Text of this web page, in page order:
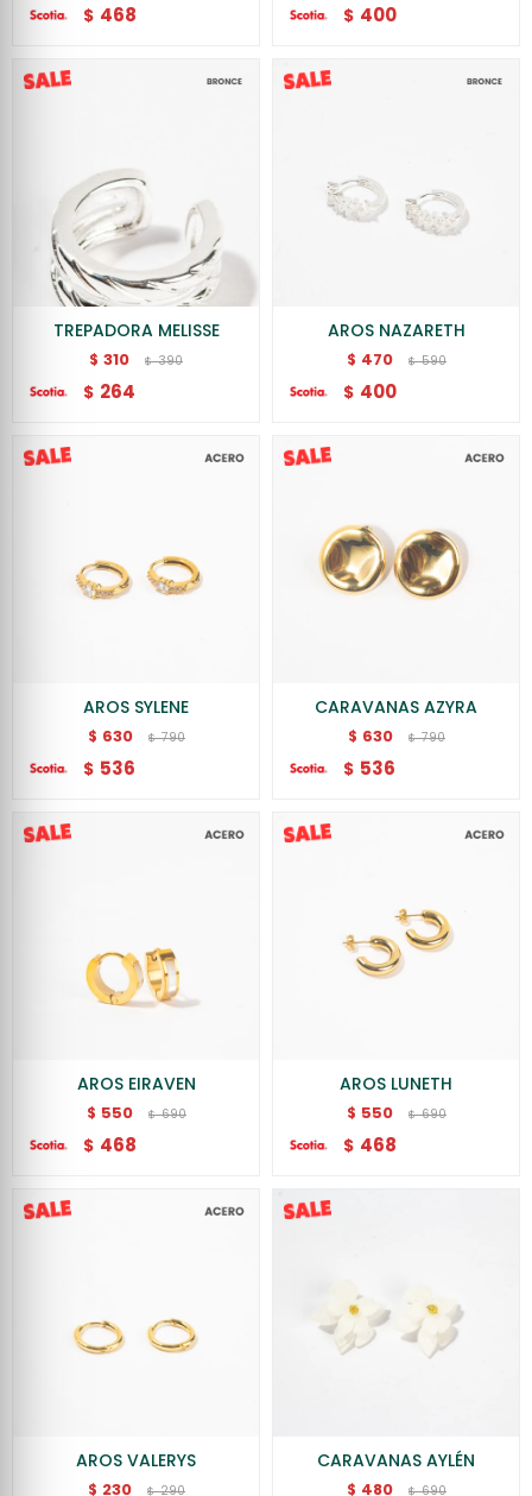
$ 468 $ 400
TREPADORA MELISSE
$ 310 $ 390
$ 264
AROS NAZARETH
$ 470 $ 590
$ 400
AROS SYLENE
$ 630 $ 790
$ 536
CARAVANAS AZYRA
$ 630 $ 790
$ 536
AROS EIRAVEN
$ 550 $ 690
$ 468
AROS LUNETH
$ 550 $ 690
$ 468
AROS VALERYS
$ 230 $ 290
CARAVANAS AYLÉN
$ 480 $ 690